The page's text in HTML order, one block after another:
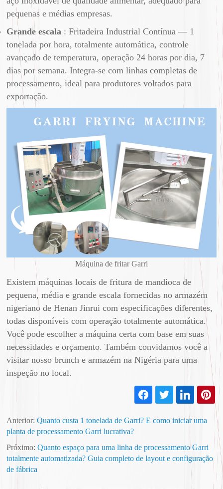
pequenas e médias empresas.
Grande escala : Fritadeira Industrial Contínua — 1
tonelada por hora, totalmente automática, controle
avançado de temperatura, operação 24 horas por dia, 7
dias por semana. Integra-se com linhas completas de
processamento, ideal para produtores voltados para
exportação.
Máquina de fritar Garri
Existem máquinas locais de fritura de mandioca de
pequena, média e grande escala fornecidas no armazém
nigeriano de Henan Jinrui com especificações diferentes,
todas disponíveis com operação totalmente automática.
Você pode escolher a máquina certa com base em suas
necessidades e orçamento. Também convidamos você a
visitar nosso brunch e armazém na Nigéria para uma
inspeção no local.
Anterior:Quanto custa 1 tonelada de Garri? E como iniciar uma
planta de processamento Garri lucrativa?
Próximo:Quanto espaço para uma linha de processamento Garri
totalmente automatizada? Guia completo de layout e configuração
de fábrica